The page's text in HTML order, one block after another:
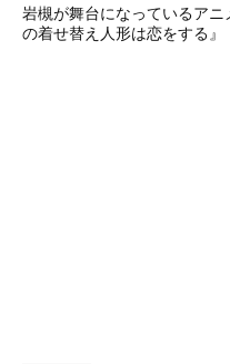
岩槻が舞台になっているア
の着せ替え人形は恋をする』